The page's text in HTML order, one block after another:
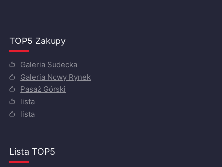
TOP5 Zakupy
Galeria Sudecka
Galeria Nowy Rynek
Pasaż Górski
lista
lista
Lista TOP5